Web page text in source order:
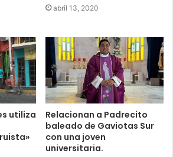
abril 13, 2020
utiliza
Relacionan a Padrecito
baleado de Gaviotas Sur
con una joven
universitaria.